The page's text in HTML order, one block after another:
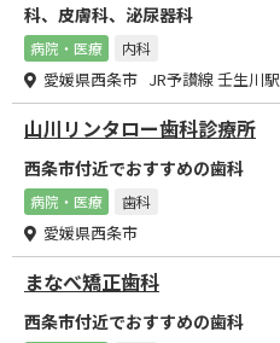
科、皮膚科、泌尿器科
病院・医療 内科
愛媛県西条市 JR予讃線 壬生川駅
山川リンタロー歯科診療所
西条市付近でおすすめの歯科
病院・医療 歯科
愛媛県西条市
まなべ矯正歯科
西条市付近でおすすめの歯科